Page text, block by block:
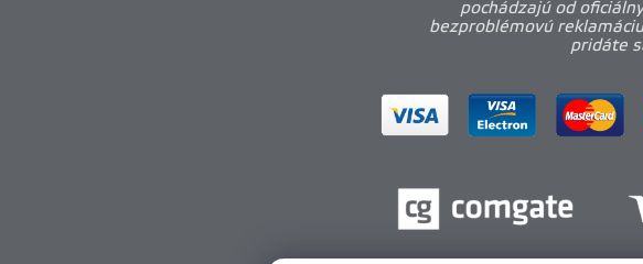
pochádzajú od
bezproblémovú
pridáte